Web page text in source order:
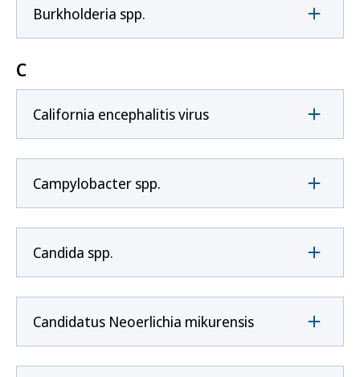
Burkholderia spp.
C
California encephalitis virus
Campylobacter spp.
Candida spp.
Candidatus Neoerlichia mikurensis